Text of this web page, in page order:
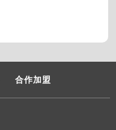
合作加盟